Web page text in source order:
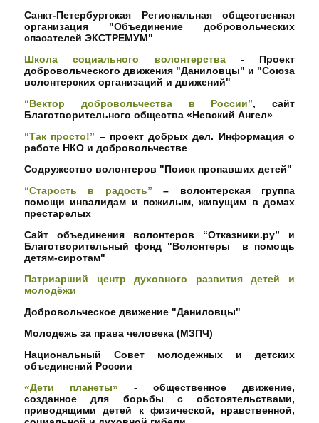
Санкт-Петербургская Региональная общественная
организация "Объединение добровольческих
спасателей ЭКСТРЕМУМ"
Школа социального волонтерства- Проект
добровольческого движения "Даниловцы" и "Союза
волонтерских организаций и движений"
“Вектор добровольчества в России”, сайт
Благотворительного общества «Невский Ангел»
“Так просто!” – проект добрых дел. Информация о
работе НКО и добровольчестве
Содружество волонтеров "Поиск пропавших детей"
“Старость в радость” – волонтерская группа
помощи инвалидам и пожилым, живущим в домах
престарелых
Сайт объединения волонтеров “Отказники.ру” и
Благотворительный фонд "Волонтеры в помощь
детям-сиротам"
Патриарший центр духовного развития детей и
молодёжи
Добровольческое движение "Даниловцы"
Молодежь за права человека (МЗПЧ)
Национальный Совет молодежных и детских
объединений России
«Дети планеты» - общественное движение,
созданное для борьбы с обстоятельствами,
приводящими детей к физической, нравственной,